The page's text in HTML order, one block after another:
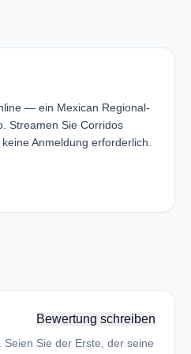
— ein Mexican Regional-
Streamen Sie Corridos
Anmeldung erforderlich.
Bewertung schreiben
Sie der Erste, der seine